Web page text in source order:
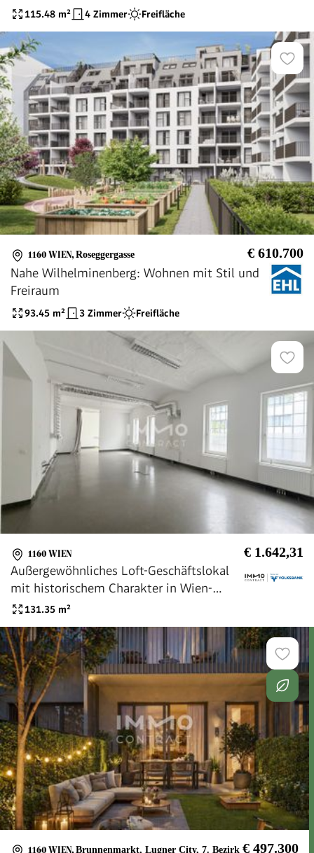
115.48 m² 4 Zimmer Freifläche
1160 WIEN, Roseggergasse € 610.700
Nahe Wilhelminenberg: Wohnen mit Stil und
Freiraum
93.45 m² 3 Zimmer Freifläche
1160 WIEN € 1.642,31
Außergewöhnliches Loft-Geschäftslokal
mit historischem Charakter in Wien-
Ottakring
131.35 m²
1160 WIEN, Brunnenmarkt, Lugner City, 7. Bezirk € 497.300